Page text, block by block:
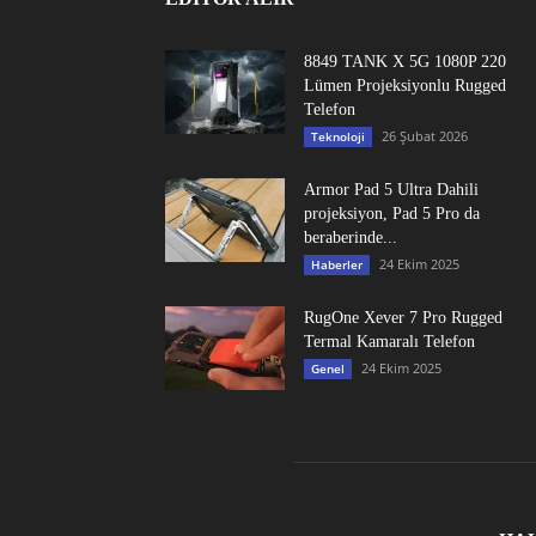
8849 TANK X 5G 1080P 220
Lümen Projeksiyonlu Rugged
Telefon
Teknoloji 26 Şubat 2026
Armor Pad 5 Ultra Dahili
projeksiyon, Pad 5 Pro da
beraberinde...
Haberler 24 Ekim 2025
RugOne Xever 7 Pro Rugged
Termal Kamaralı Telefon
Genel 24 Ekim 2025